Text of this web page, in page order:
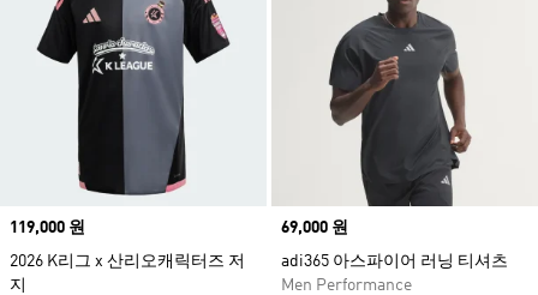
Price
119,000 원
2026 K리그 x 산리오캐릭터즈 저
지
Price
69,000 원
adi365 아스파이어 러닝 티셔츠
Men Performance